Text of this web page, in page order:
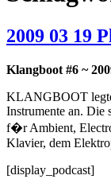
2009 03 19
Klangboot #6 ~
KLANGBOOT
Instrumente an.
f�r Ambient,
Klavier, dem
[display_podcast]